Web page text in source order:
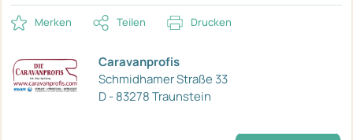
Merken Teilen Drucken
Caravanprofis
Schmidhamer Straße 33
D - 83278 Traunstein